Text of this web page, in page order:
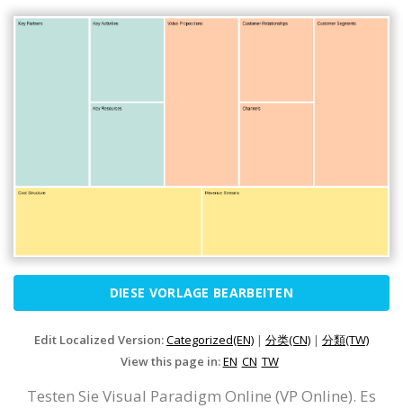
DIESE VORLAGE BEARBEITEN
Edit Localized Version:Categorized(EN) | 分类(CN) | 分類(TW)
View this page in:EN CN TW
Testen Sie Visual Paradigm Online (VP Online). Es